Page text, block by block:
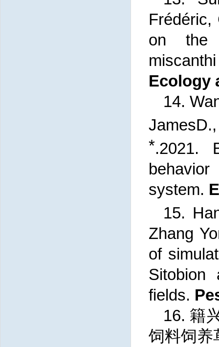
Frédéric,
on the
miscanthi
Ecology
14.
*.2021.
system.
15.
Zhang
of
Sitobion
fields.
16. 籍
饲料饲养